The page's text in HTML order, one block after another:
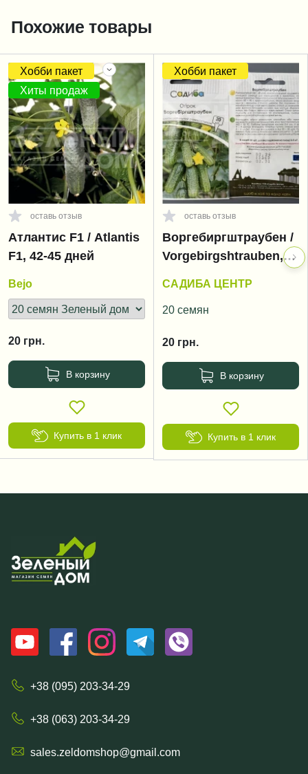
Похожие товары
Хобби пакет
Хиты продаж
оставь отзыв
Атлантис F1 / Atlantis
F1, 42-45 дней
Bejo
20 грн.
В корзину
Купить в 1 клик
Хобби пакет
оставь отзыв
Воргебиргштраубен /
Vorgebirgshtrauben,
САДИБА ЦЕНТР
20 семян
20 грн.
В корзину
Купить в 1 клик
+38 (095) 203-34-29
+38 (063) 203-34-29
sales.zeldomshop@gmail.com